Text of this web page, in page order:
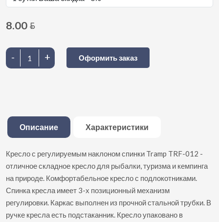
8.00 BYN
- + Оформить заказ
Описание Характеристики
Кресло с регулируемым наклоном спинки Tramp TRF-012 -
отличное складное кресло для рыбалки, туризма и кемпинга
на природе. Комфортабельное кресло с подлокотниками.
Спинка кресла имеет 3-х позиционный механизм
регулировки. Каркас выполнен из прочной стальной трубки. В
ручке кресла есть подстаканник. Кресло упаковано в